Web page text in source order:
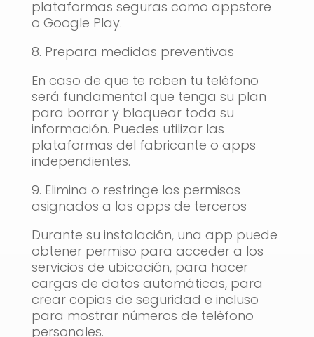
plataformas seguras como appstore
o Google Play.
8. Prepara medidas preventivas
En caso de que te roben tu teléfono
será fundamental que tenga su plan
para borrar y bloquear toda su
información. Puedes utilizar las
plataformas del fabricante o apps
independientes.
9. Elimina o restringe los permisos
asignados a las apps de terceros
Durante su instalación, una app puede
obtener permiso para acceder a los
servicios de ubicación, para hacer
cargas de datos automáticas, para
crear copias de seguridad e incluso
para mostrar números de teléfono
personales.